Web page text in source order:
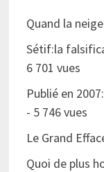
Quand la
Sétif:la
6 701 vues
Publié en
- 5 746 vues
Le Grand
Quoi de plus